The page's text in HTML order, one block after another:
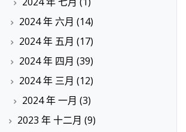
2024 年 六月 (14)
2024 年 五月 (17)
2024 年 四月 (39)
2024 年 三月 (12)
2024 年 一月 (3)
2023 年 十二月 (9)